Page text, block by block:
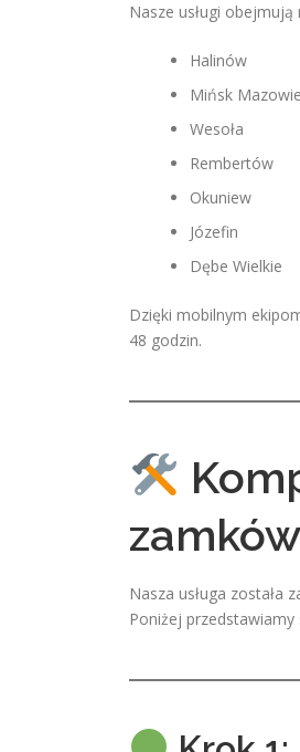
Nasze usługi
Halinów
Mińsk
Wesoła
Rembertów
Okuniew
Józefin
Dębe Wielkie
Dzięki mobilnym
48 godzin.
Nasza usługa została
Poniżej przedstawiamy